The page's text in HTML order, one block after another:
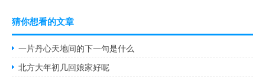
猜你想看的文章
一片丹心天地间的下一句是什么
北方大年初几回娘家好呢